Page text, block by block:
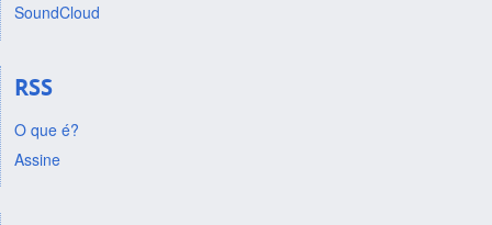
SoundCloud
RSS
O que é?
Assine